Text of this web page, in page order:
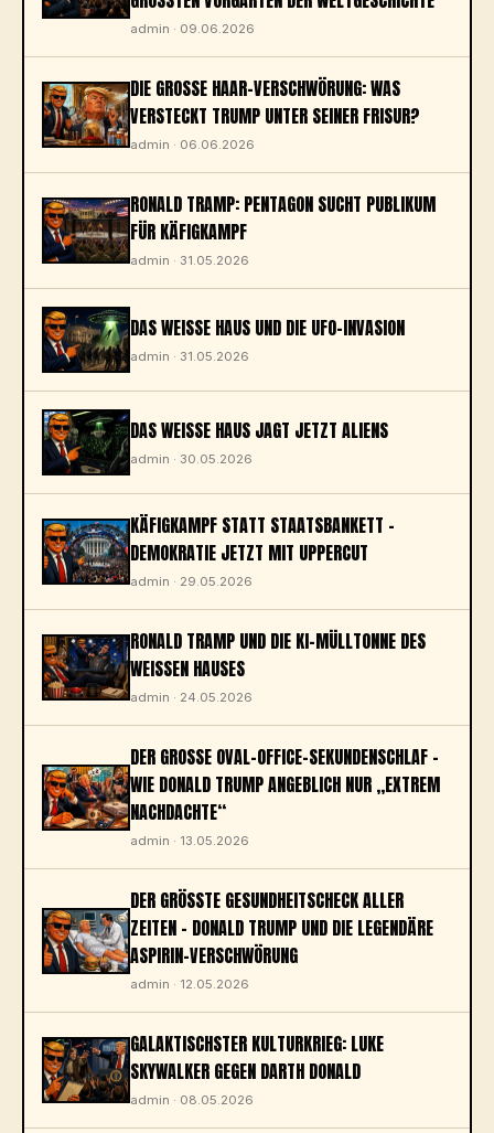
admin · 09.06.2026
DIE GROSSE HAAR-VERSCHWÖRUNG: WAS V
ERSTECKT TRUMP UNTER SEINER FRISUR?
admin · 06.06.2026
RONALD TRAMP: PENTAGON SUCHT PUBLIKUM
FÜR KÄFIGKAMPF
admin · 31.05.2026
DAS WEISSE HAUS UND DIE UFO-INVASION
admin · 31.05.2026
DAS WEISSE HAUS JAGT JETZT ALIENS
admin · 30.05.2026
KÄFIGKAMPF STATT STAATSBANKETT -
DEMOKRATIE JETZT MIT UPPERCUT
admin · 29.05.2026
RONALD TRAMP UND DIE KI-MÜLLTONNE DES
WEISSEN HAUSES
admin · 24.05.2026
DER GROSSE OVAL-OFFICE-SEKUNDENSCHLAF – W
IE DONALD TRUMP ANGEBLICH NUR „EXTREM N
ACHDACHTE“
admin · 13.05.2026
DER GRÖSSTE GESUNDHEITSCHECK ALLER Z
EITEN – DONALD TRUMP UND DIE LEGENDÄRE A
SPIRIN-VERSCHWÖRUNG
admin · 12.05.2026
GALAKTISCHSTER KULTURKRIEG: LUKE
SKYWALKER GEGEN DARTH DONALD
admin · 08.05.2026